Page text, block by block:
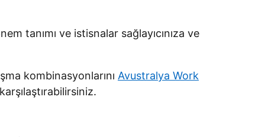
tanımı ve istisnalar sağlayıcınıza ve
kombinasyonlarını Avustralya Work